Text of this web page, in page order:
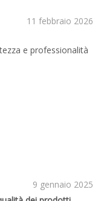
11 febbraio 2026
e professionalità
9 gennaio 2025